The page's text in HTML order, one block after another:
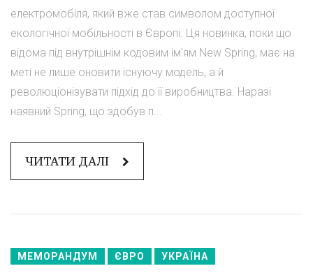
електромобіля, який вже став символом доступної
екологічної мобільності в Європі. Ця новинка, поки що
відома під внутрішнім кодовим ім'ям New Spring, має на
меті не лише оновити існуючу модель, а й
революціонізувати підхід до її виробництва. Наразі
наявний Spring, що здобув п...
ЧИТАТИ ДАЛІ
МЕМОРАНДУМ ЄВРО УКРАЇНА